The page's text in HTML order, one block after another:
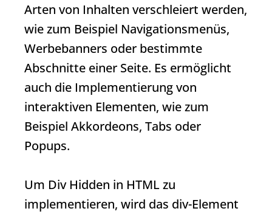
Arten von Inhalten verschleiert werden,
wie zum Beispiel Navigationsmenüs,
Werbebanners oder bestimmte
Abschnitte einer Seite. Es ermöglicht
auch die Implementierung von
interaktiven Elementen, wie zum
Beispiel Akkordeons, Tabs oder
Popups.
Um Div Hidden in HTML zu
implementieren, wird das div-Element